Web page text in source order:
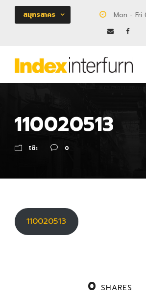
สมุทรสาคร Mon - Fri
110020513
โต๊ะ 0
110020513
0 SHARES